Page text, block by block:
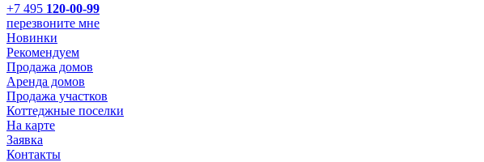
+7 495 120-00-99
перезвоните мне
Новинки
Рекомендуем
Продажа домов
Аренда домов
Продажа участков
Коттеджные поселки
На карте
Заявка
Контакты